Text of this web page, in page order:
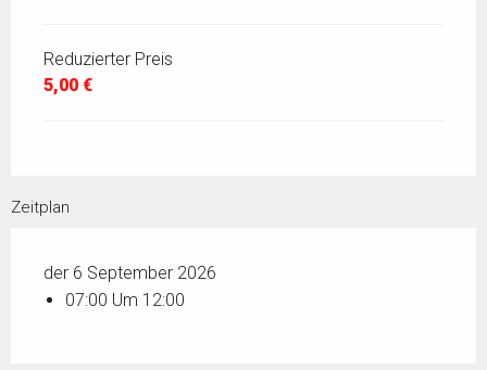
Reduzierter Preis
5,00 €
Zeitplan
der 6 September 2026
07:00 Um 12:00